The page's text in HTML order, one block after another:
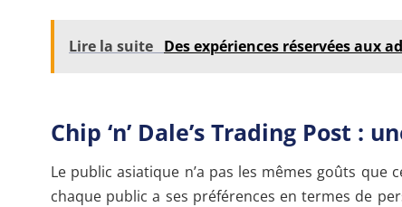
Lire la suite Des expériences réservées aux
Chip ‘n’ Dale’s Trading Post :
Le public asiatique n’a pas les mêmes goûts que
chaque public a ses préférences en termes de